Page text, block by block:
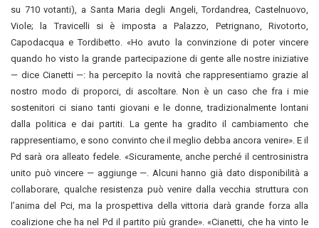
su 710 votanti), a Santa Maria degli Angeli, Tordandrea, Castelnuovo,
Viole; la Travicelli si è imposta a Palazzo, Petrignano, Rivotorto,
Capodacqua e Tordibetto. «Ho avuto la convinzione di poter vincere
quando ho visto la grande partecipazione di gente alle nostre iniziative
— dice Cianetti —: ha percepito la novità che rappresentiamo grazie al
nostro modo di proporci, di ascoltare. Non è un caso che fra i mie
sostenitori ci siano tanti giovani e le donne, tradizionalmente lontani
dalla politica e dai partiti. La gente ha gradito il cambiamento che
rappresentiamo, e sono convinto che il meglio debba ancora venire». E il
Pd sarà ora alleato fedele. «Sicuramente, anche perché il centrosinistra
unito può vincere — aggiunge —. Alcuni hanno già dato disponibilità a
collaborare, qualche resistenza può venire dalla vecchia struttura con
l’anima del Pci, ma la prospettiva della vittoria darà grande forza alla
coalizione che ha nel Pd il partito più grande». «Cianetti, che ha vinto le